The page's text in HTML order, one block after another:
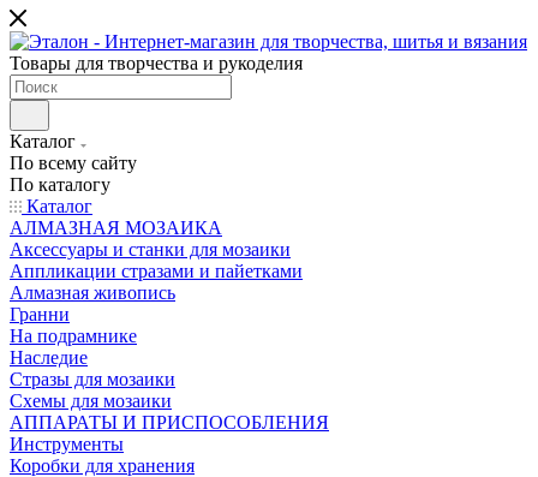
Товары для творчества и рукоделия
Каталог
По всему сайту
По каталогу
Каталог
АЛМАЗНАЯ МОЗАИКА
Аксессуары и станки для мозаики
Аппликации стразами и пайетками
Алмазная живопись
Гранни
На подрамнике
Наследие
Стразы для мозаики
Схемы для мозаики
АППАРАТЫ И ПРИСПОСОБЛЕНИЯ
Инструменты
Коробки для хранения